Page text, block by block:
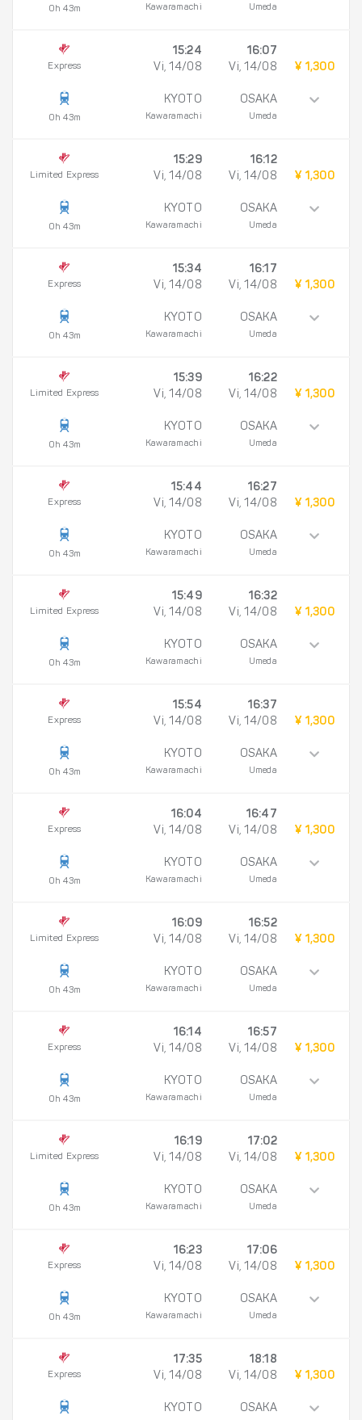
0h 43m Kawaramachi Umeda
Express
0h 43m
15:24
Vi, 14/08
KYOTO
Kawaramachi
16:07
Vi, 14/08
OSAKA
Umeda
¥ 1,300
Limited Express
0h 43m
15:29
Vi, 14/08
KYOTO
Kawaramachi
16:12
Vi, 14/08
OSAKA
Umeda
¥ 1,300
Express
0h 43m
15:34
Vi, 14/08
KYOTO
Kawaramachi
16:17
Vi, 14/08
OSAKA
Umeda
¥ 1,300
Limited Express
0h 43m
15:39
Vi, 14/08
KYOTO
Kawaramachi
16:22
Vi, 14/08
OSAKA
Umeda
¥ 1,300
Express
0h 43m
15:44
Vi, 14/08
KYOTO
Kawaramachi
16:27
Vi, 14/08
OSAKA
Umeda
¥ 1,300
Limited Express
0h 43m
15:49
Vi, 14/08
KYOTO
Kawaramachi
16:32
Vi, 14/08
OSAKA
Umeda
¥ 1,300
Express
0h 43m
15:54
Vi, 14/08
KYOTO
Kawaramachi
16:37
Vi, 14/08
OSAKA
Umeda
¥ 1,300
Express
0h 43m
16:04
Vi, 14/08
KYOTO
Kawaramachi
16:47
Vi, 14/08
OSAKA
Umeda
¥ 1,300
Limited Express
0h 43m
16:09
Vi, 14/08
KYOTO
Kawaramachi
16:52
Vi, 14/08
OSAKA
Umeda
¥ 1,300
Express
0h 43m
16:14
Vi, 14/08
KYOTO
Kawaramachi
16:57
Vi, 14/08
OSAKA
Umeda
¥ 1,300
Limited Express
0h 43m
16:19
Vi, 14/08
KYOTO
Kawaramachi
17:02
Vi, 14/08
OSAKA
Umeda
¥ 1,300
Express
0h 43m
16:23
Vi, 14/08
KYOTO
Kawaramachi
17:06
Vi, 14/08
OSAKA
Umeda
¥ 1,300
Express
17:35
Vi, 14/08
KYOTO
18:18
Vi, 14/08
OSAKA
¥ 1,300